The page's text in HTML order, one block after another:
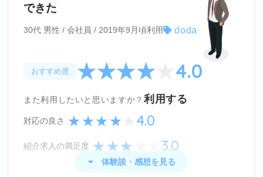
できた
30代 男性 / 会社員 / 2019年9月頃利用 doda
おすすめ度 4.0
また利用したいと思いますか？ 利用する
対応の良さ 4.0
紹介求人の満足度 3.0
体験談・感想を見る